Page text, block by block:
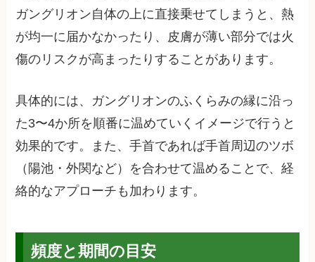
ガングリオン自体の上に直接乗せてしまうと、熱
が均一に届かなかったり、皮膚が薄い部分では火
傷のリスクが高まったりすることがあります。
具体的には、ガングリオンのふくらみの縁に沿っ
た3〜4か所を順番に温めていくイメージで行うと
効果的です。また、手首であれば手首周辺のツボ
（陽池・外関など）を合わせて温めることで、経
絡的なアプローチも加わります。
頻度と期間の目安